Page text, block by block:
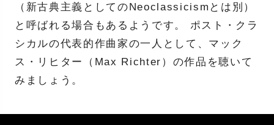
（新古典主義としてのNeoclassicismとは別）
と呼ばれる場合もあるようです。 ポスト・クラ
シカルの代表的作曲家の一人として、マック
ス・リヒター（Max Richter）の作品を聴いて
みましょう。